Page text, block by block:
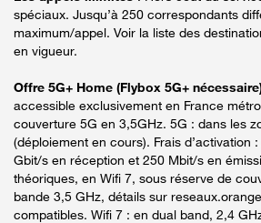
spéciaux. Jusqu’à 250 correspondants
maximum/appel. Voir la liste des
en vigueur.
Offre 5G+ Home (Flybox 5G+
accessible exclusivement en France
couverture 5G en 3,5GHz. 5G : dans les
(déploiement en cours). Frais d’activation
Gbit/s en réception et 250 Mbit/s en
théoriques, en Wifi 7, sous réserve de
bande 3,5 GHz, détails sur
compatibles. Wifi 7 : en dual band, 2,4